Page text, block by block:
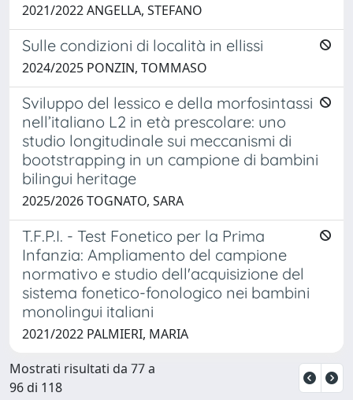
2021/2022 ANGELLA, STEFANO
Sulle condizioni di località in ellissi
2024/2025 PONZIN, TOMMASO
Sviluppo del lessico e della morfosintassi
nell’italiano L2 in età prescolare: uno
studio longitudinale sui meccanismi di
bootstrapping in un campione di bambini
bilingui heritage
2025/2026 TOGNATO, SARA
T.F.P.I. - Test Fonetico per la Prima
Infanzia: Ampliamento del campione
normativo e studio dell'acquisizione del
sistema fonetico-fonologico nei bambini
monolingui italiani
2021/2022 PALMIERI, MARIA
Mostrati risultati da 77 a
96 di 118